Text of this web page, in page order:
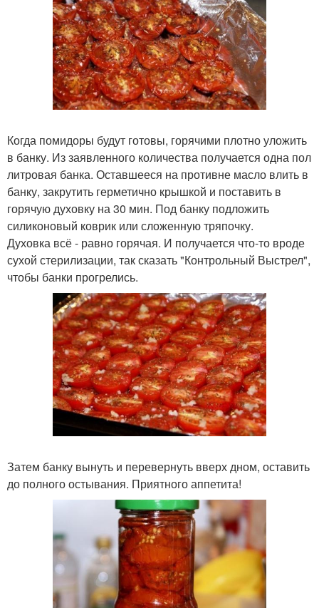
Когда помидоры будут готовы, горячими плотно уложить
в банку. Из заявленного количества получается одна пол
литровая банка. Оставшееся на противне масло влить в
банку, закрутить герметично крышкой и поставить в
горячую духовку на 30 мин. Под банку подложить
силиконовый коврик или сложенную тряпочку.
Духовка всё - равно горячая. И получается что-то вроде
сухой стерилизации, так сказать "Контрольный Выстрел",
чтобы банки прогрелись.
Затем банку вынуть и перевернуть вверх дном, оставить
до полного остывания. Приятного аппетита!